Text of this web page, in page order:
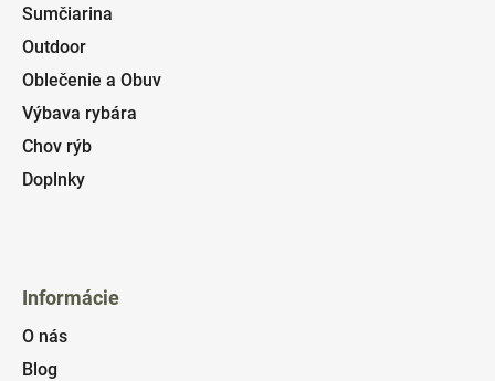
Sumčiarina
Outdoor
Oblečenie a Obuv
Výbava rybára
Chov rýb
Doplnky
Informácie
O nás
Blog